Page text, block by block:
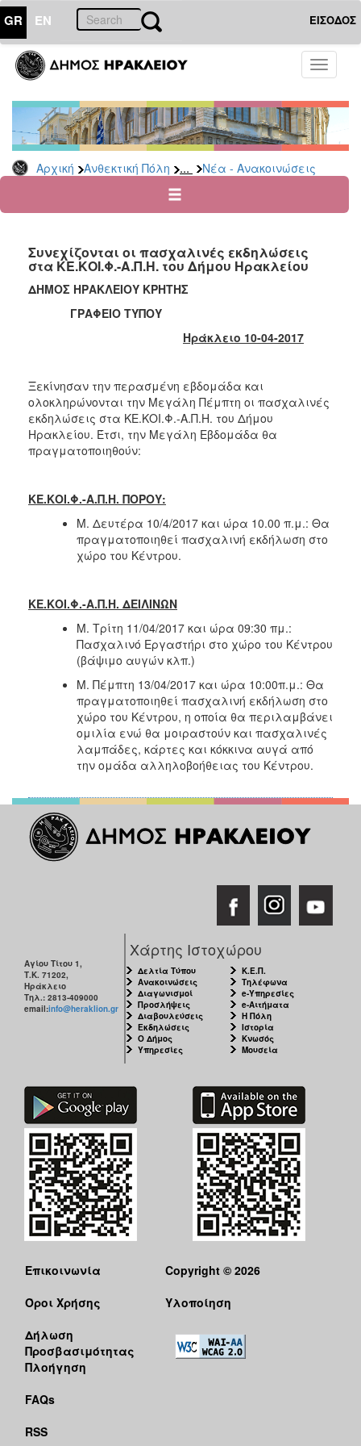
GR EN ΕΙΣΟΔΟΣ
Toggle
Αρχική Ανθεκτική Πόλη ... Νέα - Ανακοινώσεις
ΑΝΘΕΚΤΙΚΗ
ΠΟΛΗ
Κοινωνική
Πολιτική
Νέα
Ανακοινώσεις
για
Οικονομική
Αδυναμία
Φυσικές
Φροντίδας
(Κ.Α.Π.Η.)
Κέντρα
Δημιουργικής
Απασχόλησης
(Κ.Δ.Α.Π.)
Κέντρα
Ημερήσιας
Φροντίδας
Ηλικιωμένων
Κ.Δ.Α.Π.Α.μεΑ.
Αδειοδότηση
Έλεγχος
Βρεφονηπιακών
Σταθμών
Δημοτικό
Ιατρείο
Ξενώνας
Φιλοξενίας
Κέντρο
Κοινότητας
Κοινωνικό
Φύλων
Υγεία
ΤΟΠΟΣ
ΔΗΜΟΣ
ΠΟΛΙΤΙΣΜΟΣ
Συνεχίζονται οι πασχαλινές εκδηλώσεις
στα ΚΕ.ΚΟΙ.Φ.-Α.Π.Η. του Δήμου Ηρακλείου
ΔΗΜΟΣ ΗΡΑΚΛΕΙΟΥ ΚΡΗΤΗΣ
ΓΡΑΦΕΙΟ ΤΥΠΟΥ
Ηράκλειο 10-04-2017
Ξεκίνησαν την περασμένη εβδομάδα και
ολοκληρώνονται την Μεγάλη Πέμπτη οι πασχαλινές
εκδηλώσεις στα ΚΕ.ΚΟΙ.Φ.-Α.Π.Η. του Δήμου
Ηρακλείου. Έτσι, την Μεγάλη Εβδομάδα θα
πραγματοποιηθούν:
ΚΕ.ΚΟΙ.Φ.-Α.Π.Η. ΠΟΡΟΥ:
Μ. Δευτέρα 10/4/2017 και ώρα 10.00 π.μ.: Θα
πραγματοποιηθεί πασχαλινή εκδήλωση στο
χώρο του Κέντρου.
ΚΕ.ΚΟΙ.Φ.-Α.Π.Η. ΔΕΙΛΙΝΩΝ
Μ. Τρίτη 11/04/2017 και ώρα 09:30 πμ.:
Πασχαλινό Εργαστήρι στο χώρο του Κέντρου
(βάψιμο αυγών κλπ.)
Μ. Πέμπτη 13/04/2017 και ώρα 10:00π.μ.: Θα
πραγματοποιηθεί πασχαλινή εκδήλωση στο
χώρο του Κέντρου, η οποία θα περιλαμβάνει
ομιλία ενώ θα μοιραστούν και πασχαλινές
λαμπάδες, κάρτες και κόκκινα αυγά από
την ομάδα αλληλοβοήθειας του Κέντρου.
Αγίου Τίτου 1,
Τ.Κ. 71202,
Ηράκλειο
Τηλ.: 2813-409000
email:info@heraklion.gr
Χάρτης Ιστοχώρου
Δελτία Τύπου
Ανακοινώσεις
Διαγωνισμοί
Προσλήψεις
Διαβουλεύσεις
Εκδηλώσεις
Ο Δήμος
Υπηρεσίες
Κ.Ε.Π.
Τηλέφωνα
e-Υπηρεσίες
e-Αιτήματα
Η Πόλη
Ιστορία
Κνωσός
Μουσεία
Επικοινωνία
Όροι Χρήσης
Δήλωση
Προσβασιμότητας
Πλοήγηση
FAQs
RSS
Copyright © 2026
Υλοποίηση